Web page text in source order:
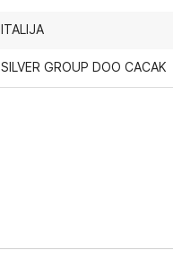
ITALIJA
SILVER GROUP DOO CACAK